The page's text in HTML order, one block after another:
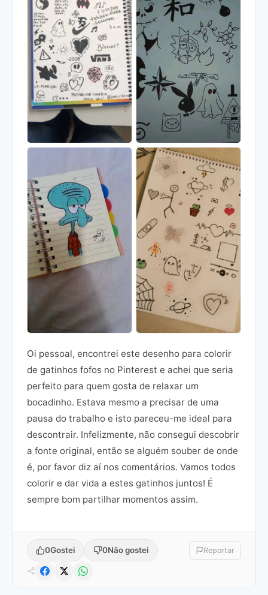
Oi pessoal, encontrei este desenho para colorir
de gatinhos fofos no Pinterest e achei que seria
perfeito para quem gosta de relaxar um
bocadinho. Estava mesmo a precisar de uma
pausa do trabalho e isto pareceu-me ideal para
descontrair. Infelizmente, não consegui descobrir
a fonte original, então se alguém souber de onde
é, por favor diz aí nos comentários. Vamos todos
colorir e dar vida a estes gatinhos juntos! É
sempre bom partilhar momentos assim.
0Gostei 0Não gostei Reportar